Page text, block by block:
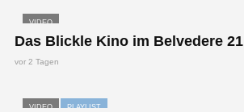
VIDEO
Das Blickle Kino im Belvedere 21
vor 2 Tagen
VIDEO PLAYLIST